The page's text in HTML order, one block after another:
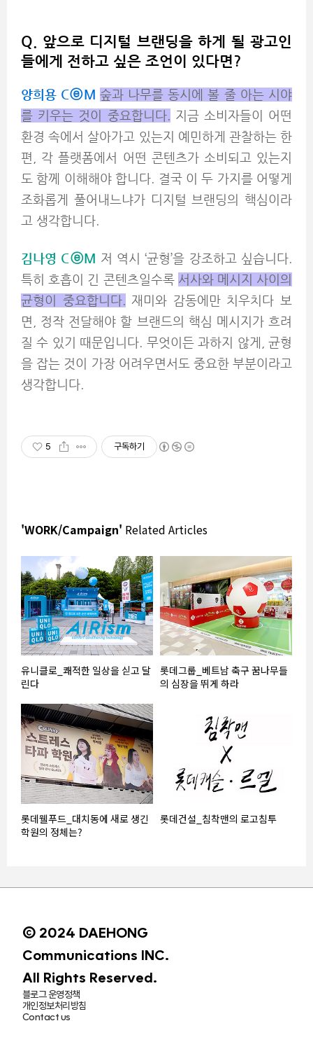
Q. 앞으로 디지털 브랜딩을 하게 될 광고인
들에게 전하고 싶은 조언이 있다면?
양희용 CⓔM 숲과 나무를 동시에 볼 줄 아는 시야
를 키우는 것이 중요합니다.
지금 소비자들이 어떤
환경 속에서 살아가고 있는지 예민하게 관찰하는 한
편, 각 플랫폼에서 어떤 콘텐츠가 소비되고 있는지
도 함께 이해해야 합니다. 결국 이 두 가지를 어떻게
조화롭게 풀어내느냐가 디지털 브랜딩의 핵심이라
고 생각합니다.
김나영 CⓔM 저 역시 ‘균형’을 강조하고 싶습니다.
특히 호흡이 긴 콘텐츠일수록 서사와 메시지 사이의
균형이 중요합니다.
재미와 감동에만 치우치다 보
면, 정작 전달해야 할 브랜드의 핵심 메시지가 흐려
질 수 있기 때문입니다. 무엇이든 과하지 않게, 균형
을 잡는 것이 가장 어려우면서도 중요한 부분이라고
생각합니다.
5 구독하기
'WORK/Campaign' Related Articles
유니클로_쾌적한 일상을 싣고 달
린다
롯데그룹_베트남 축구 꿈나무들
의 심장을 뛰게 하라
롯데웰푸드_대치동에 새로 생긴
학원의 정체는?
롯데건설_침착맨의 로고침투
© 2024 DAEHONG
Communications INC.
All Rights Reserved.
블로그 운영정책
개인정보처리방침
Contact us